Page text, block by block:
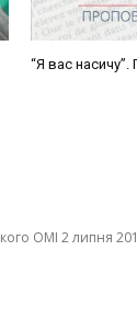
“Я вас насичу”.